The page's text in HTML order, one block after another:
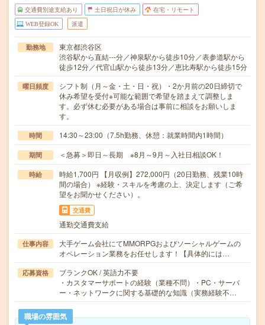
交通費別途支給あり 土日祝日が休み 在宅・リモート
WEB登録OK 派遣
勤務地
東京都渋谷区
渋谷駅から直結---分／神泉駅から徒歩10分／表参道駅から
徒歩12分／代官山駅から徒歩13分／恵比寿駅から徒歩15分
曜日頻度
シフト制（月～金・土・日・祝）・2か月前の20日締切で
休み希望を受付※可能な範囲で希望を踏まえて調整しま
す。必ず休む必要がある場合は事前に相談をお願いしま
す。
時間 14:30～23:00（7.5h勤務、休憩：就業時間内1時間）
期間 ＜急募＞即日～長期 ※8月～9月～入社日相談OK！
時給
時給1,700円 【月収例】272,000円（20日勤務、残業10時
間の場合） ※経験・スキルを考慮の上、決定します（ご希
望をお聞かせください）。
交通費
通勤交通費支給
仕事内容
大手ゲーム会社にてMMORPGおよびソーシャルゲームの
オペレーション業務をお任せします！【具体的には…
応募資格
ブランクOK / 英語力不要
・カスタマーサポートの経験（業種不問）・PC・サーバ
ー・ネットワークに関する基礎的な知識（実務経験不…
職場の雰囲気